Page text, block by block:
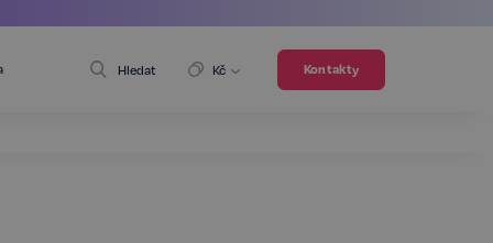
Hledat Kč Kontakty